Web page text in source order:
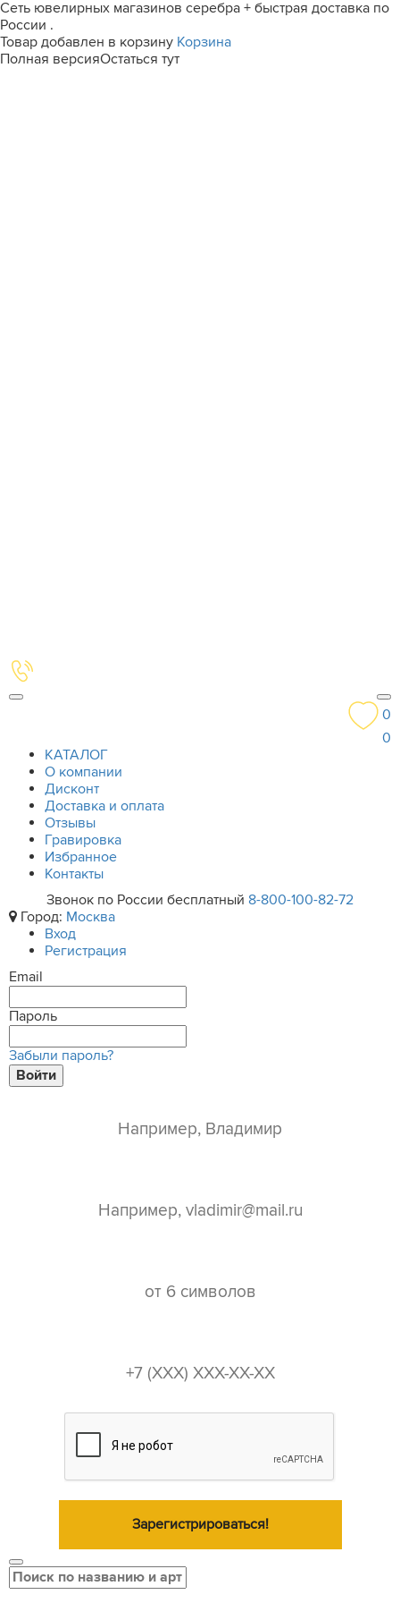
Сеть ювелирных магазинов серебра + быстрая доставка по
России .
Товар добавлен в корзину Корзина
Полная версияОстаться тут
0
0
КАТАЛОГ
О компании
Дисконт
Доставка и оплата
Отзывы
Гравировка
Избранное
Контакты
Звонок по России бесплатный 8-800-100-82-72
Город: Москва
Вход
Регистрация
Email
Пароль
Забыли пароль?
Войти
Зарегистрироваться!